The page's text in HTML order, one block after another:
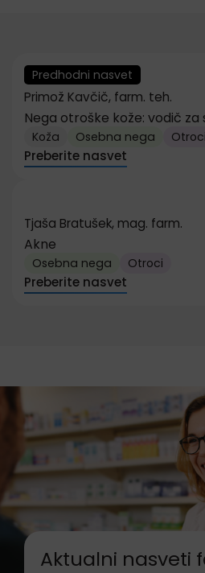
Predhodni nasvet
Primož Kavčič, farm. teh.
Nega otroške kože: vodič za
Koža Osebna nega Otroci
Preberite nasvet
Tjaša Bratušek, mag. farm.
Akne
Osebna nega Otroci
Preberite nasvet
Aktualni nasveti